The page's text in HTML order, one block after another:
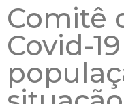
Comitê
Covid-